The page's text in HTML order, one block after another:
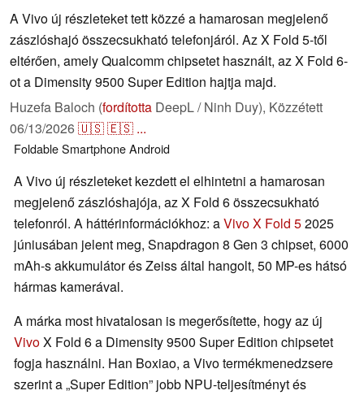
A Vivo új részleteket tett közzé a hamarosan megjelenő
zászlóshajó összecsukható telefonjáról. Az X Fold 5-től
eltérően, amely Qualcomm chipsetet használt, az X Fold 6-
ot a Dimensity 9500 Super Edition hajtja majd.
Huzefa Baloch (fordította DeepL / Ninh Duy), Közzétett
06/13/2026🇺🇸🇪🇸 ...
FoldableSmartphoneAndroid
A Vivo új részleteket kezdett el elhintetni a hamarosan
megjelenő zászlóshajója, az X Fold 6 összecsukható
telefonról. A háttérinformációkhoz: aVivo X Fold 52025
júniusában jelent meg, Snapdragon 8 Gen 3 chipset, 6000
mAh-s akkumulátor és Zeiss által hangolt, 50 MP-es hátsó
hármas kamerával.
A márka most hivatalosan is megerősítette, hogy az új
VivoX Fold 6 a Dimensity 9500 Super Edition chipsetet
fogja használni. Han Boxiao, a Vivo termékmenedzsere
szerint a „Super Edition” jobb NPU-teljesítményt és